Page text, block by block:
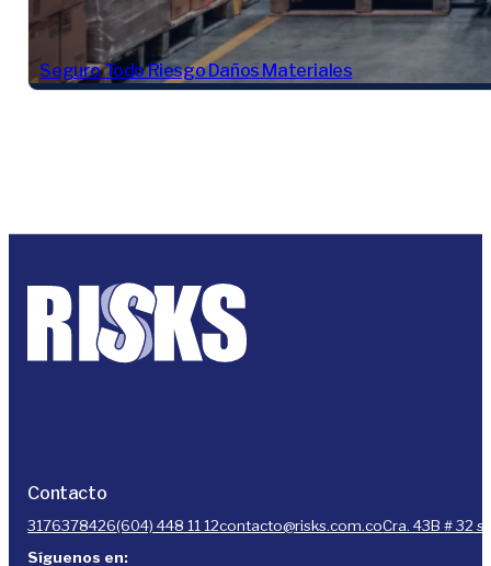
Seguro Todo Riesgo Daños Materiales
Contacto
3176378426(604) 448 11 12contacto@risks.com.coCra. 43B # 32
Síguenos en: